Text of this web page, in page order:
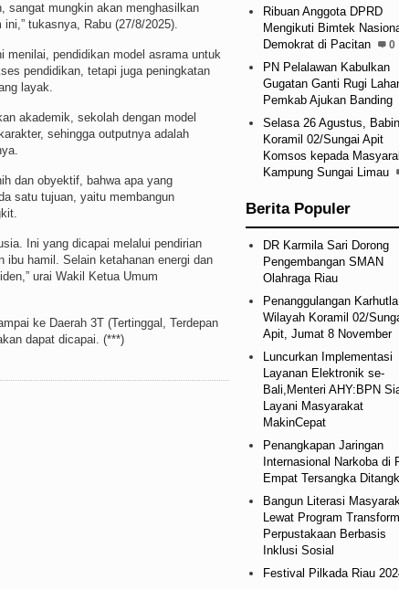
sangat mungkin akan menghasilkan
tukasnya, Rabu (27/8/2025).
menilai, pendidikan model asrama untuk
pendidikan, tetapi juga peningkatan
layak.
akademik, sekolah dengan model
sehingga outputnya adalah
dan obyektif, bahwa apa yang
satu tujuan, yaitu membangun
Ini yang dicapai melalui pendirian
ibu hamil. Selain ketahanan energi dan
urai Wakil Ketua Umum
ke Daerah 3T (Tertinggal, Terdepan
dapat dicapai. (***)
Ribuan Anggota DPRD
Mengikuti Bimtek
Demokrat di Pacitan
0
PN Pelalawan Kabulkan
Gugatan Ganti Rugi
Pemkab Ajukan Banding
Selasa 26 Agustus,
Koramil 02/Sungai Apit
Komsos kepada
Kampung Sungai Limau
Berita Populer
DR Karmila Sari Dorong
Pengembangan SMAN
Olahraga Riau
Penanggulangan
Wilayah Koramil 02/
Apit, Jumat 8 November
Luncurkan Implementasi
Layanan Elektronik se-
Bali,Menteri AHY:BPN
Layani Masyarakat
MakinCepat
Penangkapan Jaringan
Internasional Narkoba di
Empat Tersangka
Bangun Literasi
Lewat Program
Perpustakaan Berbasis
Inklusi Sosial
Festival Pilkada Riau